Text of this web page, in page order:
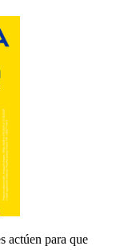
actúen para que